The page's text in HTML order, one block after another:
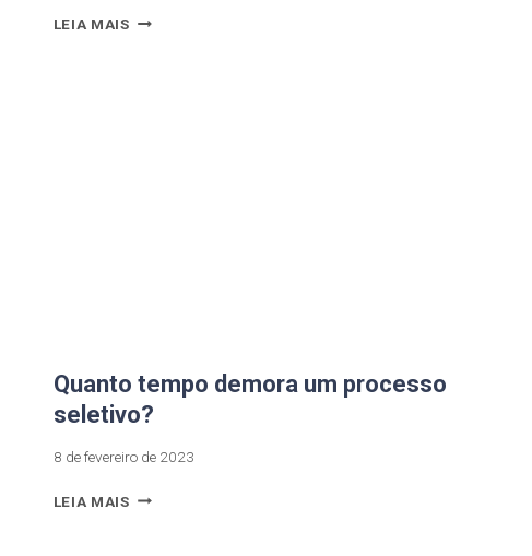
LEIA MAIS
Quanto tempo demora um processo
seletivo?
8 de fevereiro de 2023
LEIA MAIS